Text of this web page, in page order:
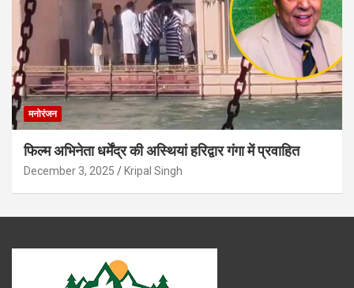
मनोरंजन
फिल्म अभिनेता धर्मेंद्र की अस्थियां हरिद्वार गंगा में प्रवाहित
December 3, 2025 Kripal Singh